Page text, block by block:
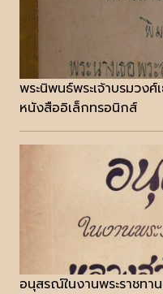
พระนิพนธ์พระเจ้าบรมวง
หนังสืออิเล็กทรอนิกส์
อนุสรณ์ในงานพระราชท